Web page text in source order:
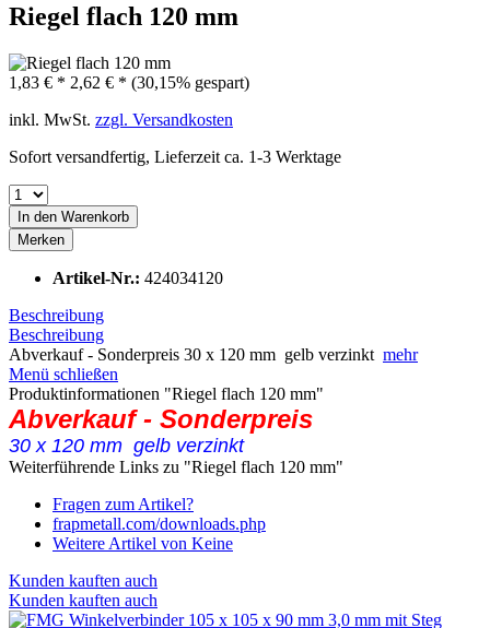
Riegel flach 120 mm
1,83 € * 2,62 € * (30,15% gespart)
inkl. MwSt. zzgl. Versandkosten
Sofort versandfertig, Lieferzeit ca. 1-3 Werktage
In den Warenkorb
Merken
Artikel-Nr.: 424034120
Beschreibung
Beschreibung
Abverkauf - Sonderpreis 30 x 120 mm gelb verzinkt mehr
Menü schließen
Produktinformationen "Riegel flach 120 mm"
Abverkauf - Sonderpreis
30 x 120 mm gelb verzinkt
Weiterführende Links zu "Riegel flach 120 mm"
Fragen zum Artikel?
frapmetall.com/downloads.php
Weitere Artikel von Keine
Kunden kauften auch
Kunden kauften auch